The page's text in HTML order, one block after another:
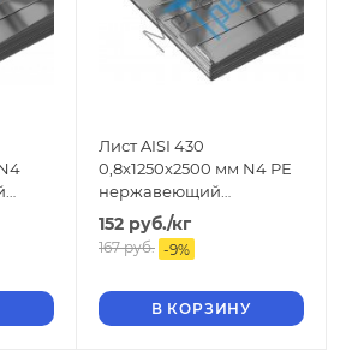
Лист AISI 430
0,8x1250x2500 мм N4 РЕ
нержавеющий
шлифованный
152 руб./кг
167руб. -9%
В КОРЗИНУ